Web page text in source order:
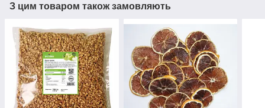
З цим товаром також замовляють